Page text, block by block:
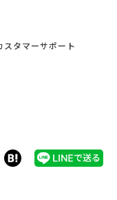
タマーサポート